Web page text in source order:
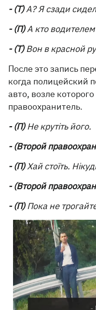
- (Т)А? Я сзади
- (П)А кто
- (Т)Вон в красной
После это запись
когда полицейский
авто, возле
правоохранитель.
- (П)Не крутіть його.
- (Второй
- (П)Хай стоїть.
- (Второй
- (П)Пока не